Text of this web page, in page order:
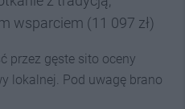
wsparciem (11 097 zł)
przez gęste sito oceny
lokalnej. Pod uwagę brano